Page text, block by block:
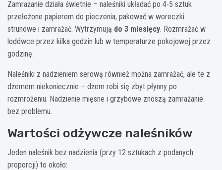
Zamrażanie działa świetnie – naleśniki układać po 4-5 sztuk
przełożone papierem do pieczenia, pakować w woreczki
strunowe i zamrażać. Wytrzymują do 3 miesięcy. Rozmrażać w
lodówce przez kilka godzin lub w temperaturze pokojowej przez
godzinę.
Naleśniki z nadzieniem serową również można zamrażać, ale te z
dżemem niekoniecznie – dżem robi się zbyt płynny po
rozmrożeniu. Nadzienie mięsne i grzybowe znoszą zamrażanie
bez problemu.
Wartości odżywcze naleśników
Jeden naleśnik bez nadzienia (przy 12 sztukach z podanych
proporcji) to około: